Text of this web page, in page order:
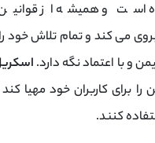
و همیشه از قوانین
می ‌کند و تمام تلاش خود
و با اعتماد نگه دارد.
برای کاربران خود مهیا کند
کنند.